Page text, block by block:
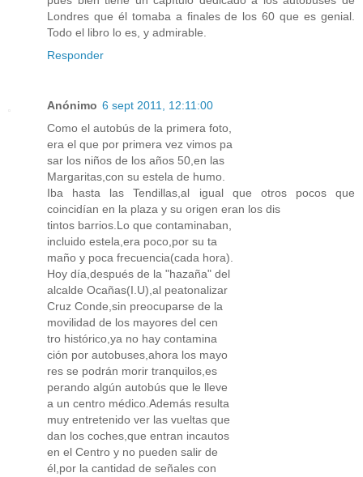
Londres que él tomaba a finales de los 60 que es genial.
Todo el libro lo es, y admirable.
Responder
Anónimo 6 sept 2011, 12:11:00
Como el autobús de la primera foto,
era el que por primera vez vimos pa
sar los niños de los años 50,en las
Margaritas,con su estela de humo.
Iba hasta las Tendillas,al igual que otros pocos que
coincidían en la plaza y su origen eran los dis
tintos barrios.Lo que contaminaban,
incluido estela,era poco,por su ta
maño y poca frecuencia(cada hora).
Hoy día,después de la "hazaña" del
alcalde Ocañas(I.U),al peatonalizar
Cruz Conde,sin preocuparse de la
movilidad de los mayores del cen
tro histórico,ya no hay contamina
ción por autobuses,ahora los mayo
res se podrán morir tranquilos,es
perando algún autobús que le lleve
a un centro médico.Además resulta
muy entretenido ver las vueltas que
dan los coches,que entran incautos
en el Centro y no pueden salir de
él,por la cantidad de señales con